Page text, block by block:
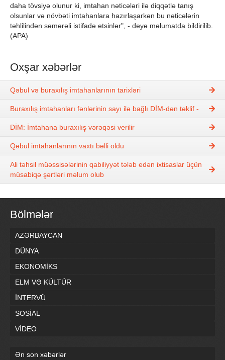
daha tövsiyə olunur ki, imtahan nəticələri ilə diqqətlə tanış
olsunlar və növbəti imtahanlara hazırlaşarkən bu nəticələrin
təhlilindən səmərəli istifadə etsinlər", - deyə məlumatda bildirilib.
(APA)
Oxşar xəbərlər
Qəbul və buraxılış imtahanlarının tarixləri
Buraxılış imtahanları fənlərinin sayı ilə bağlı DİM-dən təklif -
DİM: İmtahana buraxılış vərəqəsi verilir
Qəbul imtahanlarının vaxtı bəlli oldu
Ali təhsil müəssisələrinin qabiliyyət tələb edən ixtisaslar üçün
müsabiqə şərtləri məlum olub
Bölmələr
AZƏRBAYCAN
DÜNYA
EKONOMİKS
ELM VƏ KÜLTÜR
İNTERVÜ
SOSİAL
VİDEO
Ən son xəbərlər